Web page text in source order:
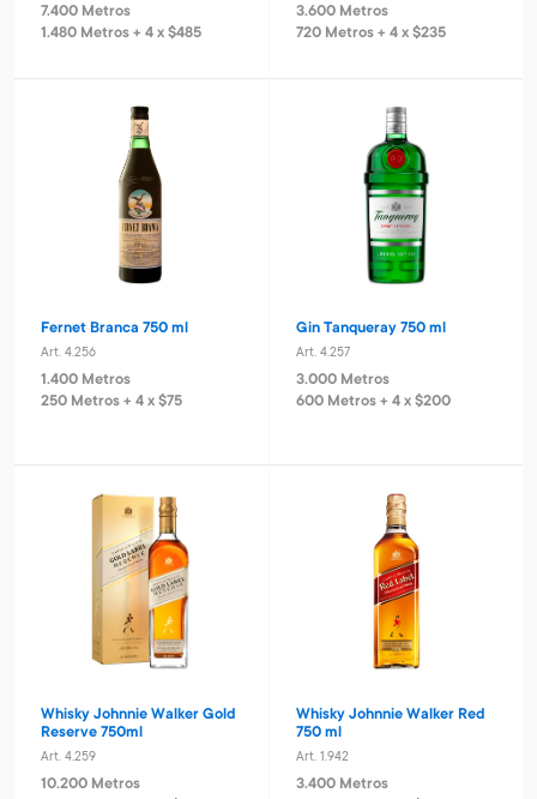
7.400 Metros
1.480 Metros + 4 x $485
3.600 Metros
720 Metros + 4 x $235
Fernet Branca 750 ml
Art. 4.256
1.400 Metros
250 Metros + 4 x $75
Gin Tanqueray 750 ml
Art. 4.257
3.000 Metros
600 Metros + 4 x $200
Whisky Johnnie Walker Gold
Reserve 750ml
Art. 4.259
10.200 Metros
Whisky Johnnie Walker Red
750 ml
Art. 1.942
3.400 Metros